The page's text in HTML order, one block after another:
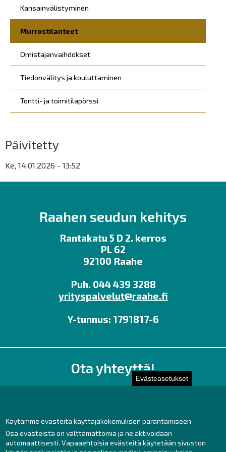
Evästeasetukset
Käytämme evästeitä käyttäjäkokemuksen parantamiseen
Osa evästeistä on välttämättömiä ja ne aktivoidaan
automaattisesti. Vapaaehtoisia evästeitä käytetään sivuston
Kansainvälistyminen
Murrostilanteet
Omistajanvaihdokset
Tiedonvälitys ja kouluttaminen
Tontti- ja toimitilapörssi
Päivitetty
Ke, 14.01.2026 - 13:52
Raahen seudun kehitys
Rantakatu 5 D 2. kerros
PL 62
92100 Raahe
Puh. 044 439 3288
yrityspalvelut@raahe.fi
Y-tunnus: 1791817-6
Ota yhteyttä!
Toimisto
Facebook
Instagram